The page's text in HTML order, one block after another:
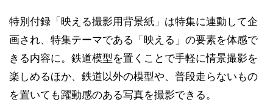
特別付録「映える撮影用背景紙」は特集に連動して企
画され、特集テーマである「映える」の要素を体感で
きる内容に。鉄道模型を置くことで手軽に情景撮影を
楽しめるほか、鉄道以外の模型や、普段走らないもの
を置いても躍動感のある写真を撮影できる。